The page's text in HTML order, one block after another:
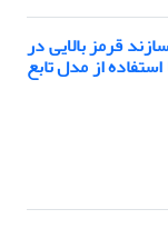
قرمز بالایی در
از مدل تابع